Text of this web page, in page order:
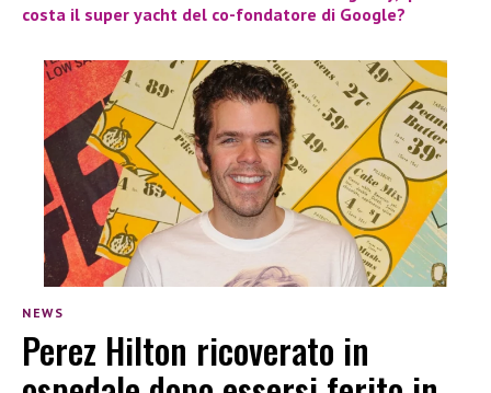
costa il super yacht del co-fondatore di Google?
NEWS
Perez Hilton ricoverato in